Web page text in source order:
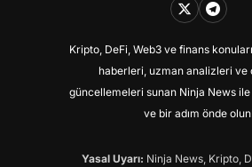
Kripto, DeFi, Web3 ve finans
haberleri, uzman analizleri ve
güncellemeleri sunan Ninja News
ve bir adım önde
Yasal Uyarı: Ninja News, Kripto,